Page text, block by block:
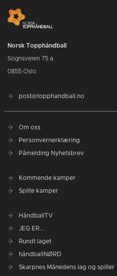
Norsk Topphåndball
Sognsveien 75 a
0855 Oslo
post@topphandball.no
Om oss
Personvernerklæring
Påmelding Nyhetsbrev
Kommende kamper
Spilte kamper
HåndballTV
JEG ER...
Rundt laget
håndballNØRD
Skarpnes Månedens lag og spiller